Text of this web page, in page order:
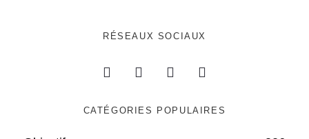
RÉSEAUX SOCIAUX
CATÉGORIES POPULAIRES